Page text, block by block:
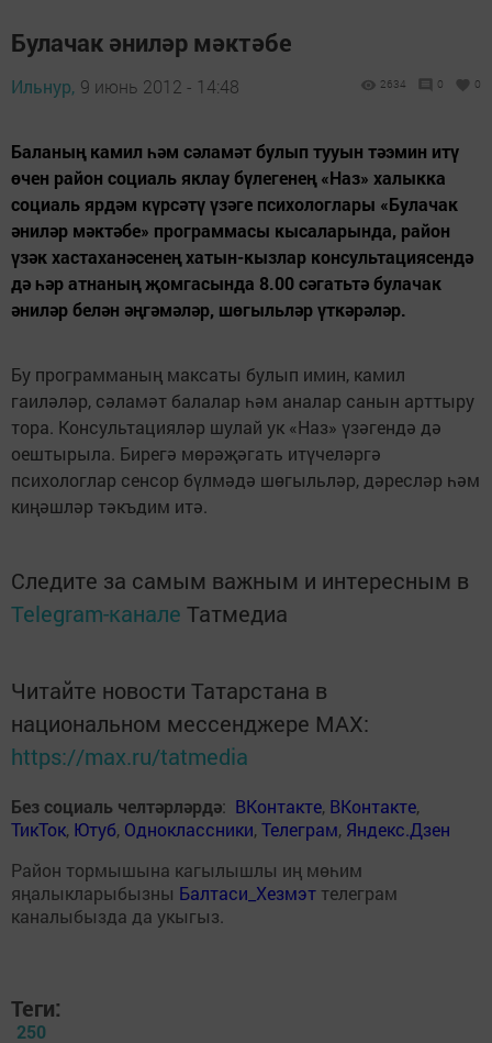
Булачак әниләр мәктәбе
Ильнур, 9 июнь 2012 - 14:48 2634 0 0
Баланың камил һәм сәламәт булып тууын тәэмин итү
өчен район социаль яклау бүлегенең «Наз» халыкка
социаль ярдәм күрсәтү үзәге психологлары «Булачак
әниләр мәктәбе» программасы кысаларында, район
үзәк хастаханәсенең хатын-кызлар консультациясендә
дә һәр атнаның җомгасында 8.00 сәгатьтә булачак
әниләр белән әңгәмәләр, шөгыльләр үткәрәләр.
Бу программаның максаты булып имин, камил
гаиләләр, сәламәт балалар һәм аналар санын арттыру
тора. Консультацияләр шулай ук «Наз» үзәгендә дә
оештырыла. Бирегә мөрәҗәгать итүчеләргә
психологлар сенсор бүлмәдә шөгыльләр, дәресләр һәм
киңәшләр тәкъдим итә.
Следите за самым важным и интересным в
Telegram-канале Татмедиа
Читайте новости Татарстана в
национальном мессенджере MАХ:
https://max.ru/tatmedia
Без социаль челтәрләрдә: ВКонтакте, ВКонтакте,
ТикТок, Ютуб, Одноклассники,Телеграм, Яндекс.Дзен
Район тормышына кагылышлы иң мөһим
яңалыкларыбызны Балтаси_Хезмэт телеграм
каналыбызда да укыгыз.
Теги:
250